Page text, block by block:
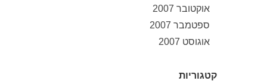
אוקטובר 2007
ספטמבר 2007
אוגוסט 2007
קטגוריות